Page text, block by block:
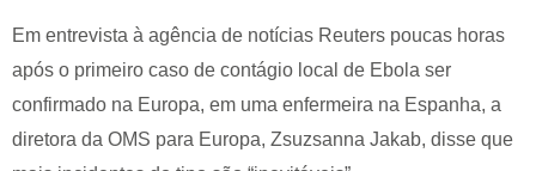
Em entrevista à agência de notícias Reuters poucas horas
após o primeiro caso de contágio local de Ebola ser
confirmado na Europa, em uma enfermeira na Espanha, a
diretora da OMS para Europa, Zsuzsanna Jakab, disse que